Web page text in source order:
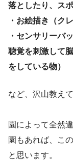
落としたり、ス
・お絵描き（ク
・センサリーバ
聴覚を刺激して
をしている物）
など、沢山教え
園によって全然
園もあれば、こ
と思います。